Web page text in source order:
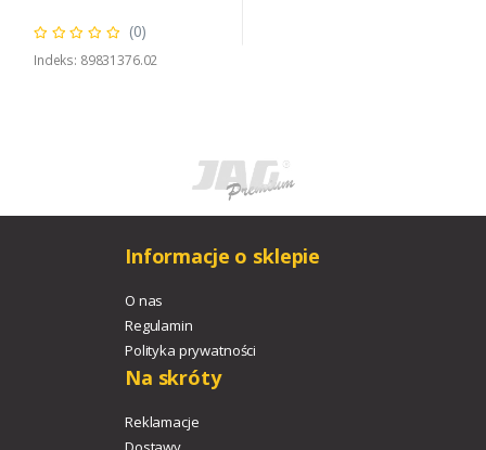
(0)
Indeks: 89831376.02
Informacje o sklepie
O nas
Regulamin
Polityka prywatności
Na skróty
Reklamacje